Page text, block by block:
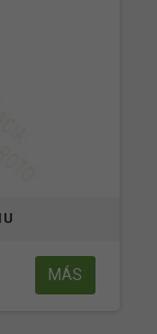
MÁS